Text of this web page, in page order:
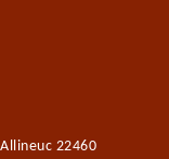
22460